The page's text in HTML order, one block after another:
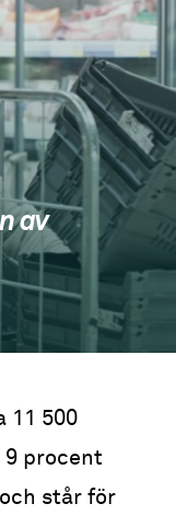
av
11 500
9 procent
står för